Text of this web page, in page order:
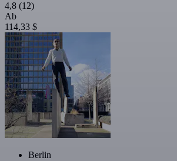
4,8 (12)
Ab
114,33 $
Berlin